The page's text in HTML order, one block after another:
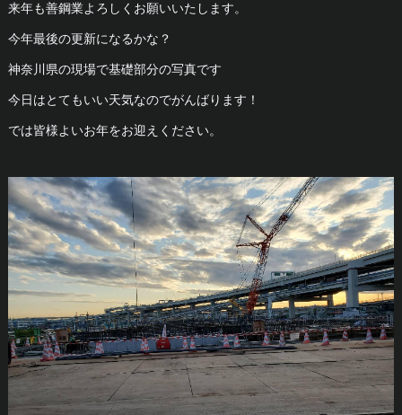
来年も善鋼業よろしくお願いいたします。
今年最後の更新になるかな？
神奈川県の現場で基礎部分の写真です
今日はとてもいい天気なのでがんばります！
では皆様よいお年をお迎えください。